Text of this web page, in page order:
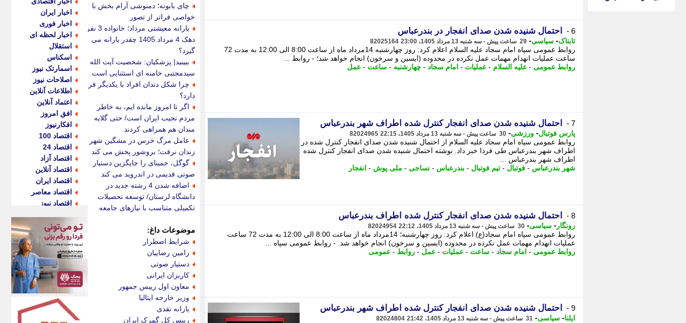
6 - احتمال شنیده شدن صدای انفجار در بندرعباس
تابناک- سیاسی- 29 ساعت پیش - سه شنبه 13 مرداد 1405، 23:00 82025164
روابط عمومی سپاه امام سجاد علیه السلام اعلام کرد: روز چهارشنبه 14مرداد ماه از ساعت 8:00 الی 12:00 به مدت 72
ساعت عملیات انهدام مهمات عمل نکرده در محدوده (ایسین و سرخون) انجام خواهد شد؛ - روابط ...
روابط عمومی - علیه السلام - عملیات - امام سجاد - چهارشنبه - ساعت - عمل
7 - احتمال شنیده شدن صدای انفجار کنترل شده اطراف شهر بندرعباس
پارس فوتبال- ورزشی- 30 ساعت پیش - سه شنبه 13 مرداد 1405، 22:15 82024965
روابط عمومی سپاه امام سجاد علیه السلام از احتمال شنیده شدن صدای انفجار کنترل شده در
اطراف شهر بندرعباس طی فردا خبر داد. نوشته احتمال شنیده شدن صدای انفجار کنترل شده
اطراف شهر بندرعباس ...
شهر بندرعباس - فوتبال - تیم فوتبال - بندرعباس - نساجی - ملی پوش - انفجار
8 - احتمال شنیده شدن صدای انفجار کنترل شده اطراف بندرعباس
رونگار - سیاسی- 30 ساعت پیش - سه شنبه 13 مرداد 1405، 22:12 82024954
روابط عمومی سپاه امام سجاد(ع) اعلام کرد: روز چهارشنبه؛ 14مرداد ماه از ساعت 8:00 الی 12:00 به مدت 72 ساعت
عملیات انهدام مهمات عمل نکرده در محدوده (ایسین و سرخون) انجام خواهد شد. - روابط عمومی سپاه ...
روابط عمومی - امام سجاد - ساعت - عملیات - عمل - روابط - عمومی
9 - احتمال شنیده شدن صدای انفجار کنترل شده اطراف شهر بندرعباس
ایلنا- سیاسی- 31 ساعت پیش - سه شنبه 13 مرداد 1405، 21:42 82024804
چای بابونه؛ دمنوشی آرام بخش با
خواصی فراتر از تصور
یارانه معیشتی مرداد؛ خانواده 3 نفره
دهک 4 مرداد 1405 چقدر یارانه می
گیرد؟
ببینید| پزشکیان: شخصیت آیت الله
سیدمجتبی خامنه ای استثنایی است
چرا شکل دندان افراد با یکدیگر فرق
دارد؟
اگر تا امروز مانده ایم، به خاطر
مردم نجیب ایران است/ حتی گلایه
مندان هم همراهی کردند
عامل مرگ خرس در مشگین شهر
زندان نرفت؛ بروشور پخش می کند
گوگل، جمینای را جایگزین دستیار
صوتی قدیمی در اندروید می کند
اضافه شدن 4 رشته جدید در
دانشگاه لرستان/ توسعه تحصیلات
تکمیلی متناسب با نیازهای جامعه
موضوعات داغ:
شرایط اضطرار
رامین رضاییان
دستیار صوتی
کاربران ایرانی
معاون اول رییس جمهور
وزیر خارجه ایتالیا
یارانه نقدی
رییس کل گمرک ایران
اخبار ایران
اخبار فوری
اخبار لحظه ای
استقلال
اسکناس
اسمارتک نیوز
اصلاحات نیوز
اطلاعات آنلاین
اعتماد آنلاین
افق امروز
افکارنیوز
اقتصاد 100
اقتصاد 24
اقتصاد آزاد
اقتصاد آنلاین
اقتصاد ایران
اقتصاد معاصر
اقتصاد نیوز
اکوفارس
اکونگار
اکونیوز
الف
انتشار آنلاین
اندیشه قرن
اندیشه معاصر
اندیشه ها
انرژی پرس